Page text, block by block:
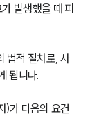
발생했을 때 피
법적 절차로, 사
됩니다.
)가 다음의 요건